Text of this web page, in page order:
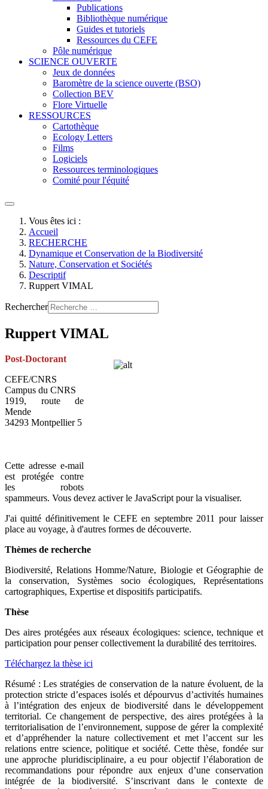
Publications
Bibliothèque numérique
Guides et tutoriels
Ressources du CEFE
Pôle numérique
SCIENCE OUVERTE
Jeux de données
Baromètre de la science ouverte (BSO)
Collection BEV
Flore Virtuelle
RESSOURCES
Cartothèque
Ecology Letters
Films
Logiciels
Ressources terminologiques
Comité pour l'équité
Vous êtes ici :
Accueil
RECHERCHE
Dynamique et Conservation de la Biodiversité
Nature, Conservation et Sociétés
Descriptif
Ruppert VIMAL
Rechercher
Ruppert VIMAL
Post-Doctorant
CEFE/CNRS
Campus du CNRS
1919, route de
Mende
34293 Montpellier 5
Cette adresse e-mail
est protégée contre
les robots
spammeurs. Vous devez activer le JavaScript pour la visualiser.
J'ai quitté définitivement le CEFE en septembre 2011 pour laisser
place au voyage, à d'autres formes de découverte.
Thèmes de recherche
Biodiversité, Relations Homme/Nature, Biologie et Géographie de
la conservation, Systèmes socio écologiques, Représentations
cartographiques, Expertise et dispositifs participatifs.
Thèse
Des aires protégées aux réseaux écologiques: science, technique et
participation pour penser collectivement la durabilité des territoires.
Téléchargez la thèse ici
Résumé : Les stratégies de conservation de la nature évoluent, de la
protection stricte d’espaces isolés et dépourvus d’activités humaines
à l’intégration des enjeux de biodiversité dans le développement
territorial. Ce changement de perspective, des aires protégées à la
territorialisation de l’environnement, suppose de gérer la complexité
et d’appréhender la nature collectivement et met l’accent sur les
relations entre science, politique et société. Cette thèse, fondée sur
une approche pluridisciplinaire, a eu pour objectif l’élaboration de
recommandations pour répondre aux enjeux d’une conservation
intégrée de la biodiversité. S’inscrivant dans le contexte de